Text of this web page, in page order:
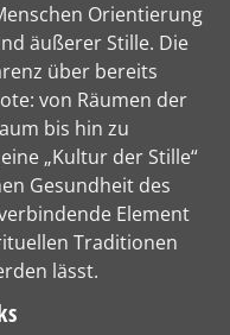
Orientierung
äußerer Stille. Die
über bereits
von Räumen der
bis hin zu
„Kultur der Stille“
Gesundheit des
Element
Traditionen
lässt.